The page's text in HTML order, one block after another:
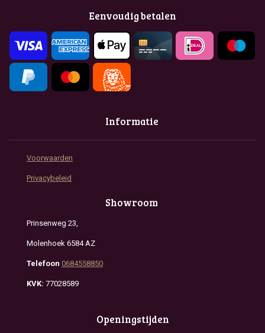
o
k
r
a
m
p
p
Eenvoudig betalen
Informatie
Voorwaarden
Privacybeleid
Showroom
Prinsenweg 23,
Molenhoek 6584 AZ
Telefoon 0684558850
KVK: 77028589
Openingstijden